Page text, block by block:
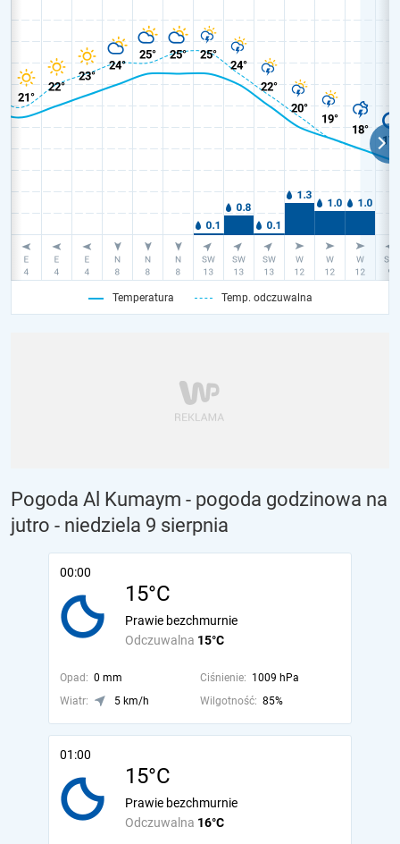
Temperatura Temp. odczuwalna
Pogoda Al Kumaym - pogoda godzinowa na
jutro - niedziela 9 sierpnia
00:00
15°C
Odczuwalna 15°C
Prawie bezchmurnie
Opad: 0 mm Ciśnienie: 1009 hPa
Wiatr:
5 km/h Wilgotność: 85%
01:00
15°C
Odczuwalna 16°C
Prawie bezchmurnie